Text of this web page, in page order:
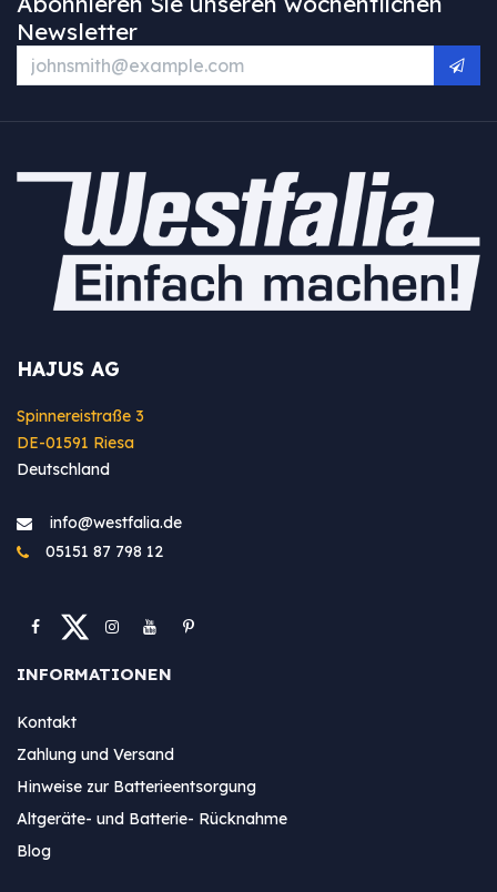
Newsletter
HAJUS AG
Spinnereistraße 3
DE-01591 Riesa
Deutschland
info@westfa​lia.de
05151 87 798 12
INFORMATIONEN
Kontakt
Zahlung und Versand
Hinweise zur Batterieentsorgung
Altgeräte- und Batterie- Rücknahme
Blog